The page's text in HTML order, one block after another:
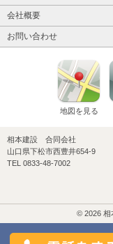
会社概要
お問い合わせ
地図を見る
相本建設 合同会社
山口県下松市西豊井654-9
TEL 0833-48-7002
© 2026 相